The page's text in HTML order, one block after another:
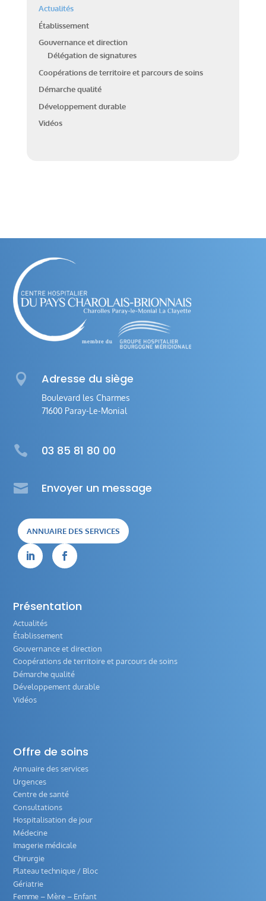
Actualités
Établissement
Gouvernance et direction
Délégation de signatures
Coopérations de territoire et parcours de soins
Démarche qualité
Développement durable
Vidéos
 Adresse du siège
Boulevard les Charmes
71600 Paray-Le-Monial
 03 85 81 80 00
 Envoyer un message
ANNUAIRE DES SERVICES
 
Présentation
Actualités
Établissement
Gouvernance et direction
Coopérations de territoire et parcours de soins
Démarche qualité
Développement durable
Vidéos
Offre de soins
Annuaire des services
Urgences
Centre de santé
Consultations
Hospitalisation de jour
Médecine
Imagerie médicale
Chirurgie
Plateau technique / Bloc
Gériatrie
Femme – Mère – Enfant